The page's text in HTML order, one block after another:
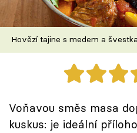
Speciál: Cuketa
Těhotnej kuchař
Sledujte prima+
Přihlášení
Hovězí tajine s medem a
Voňavou směs masa
kuskus: je ideální